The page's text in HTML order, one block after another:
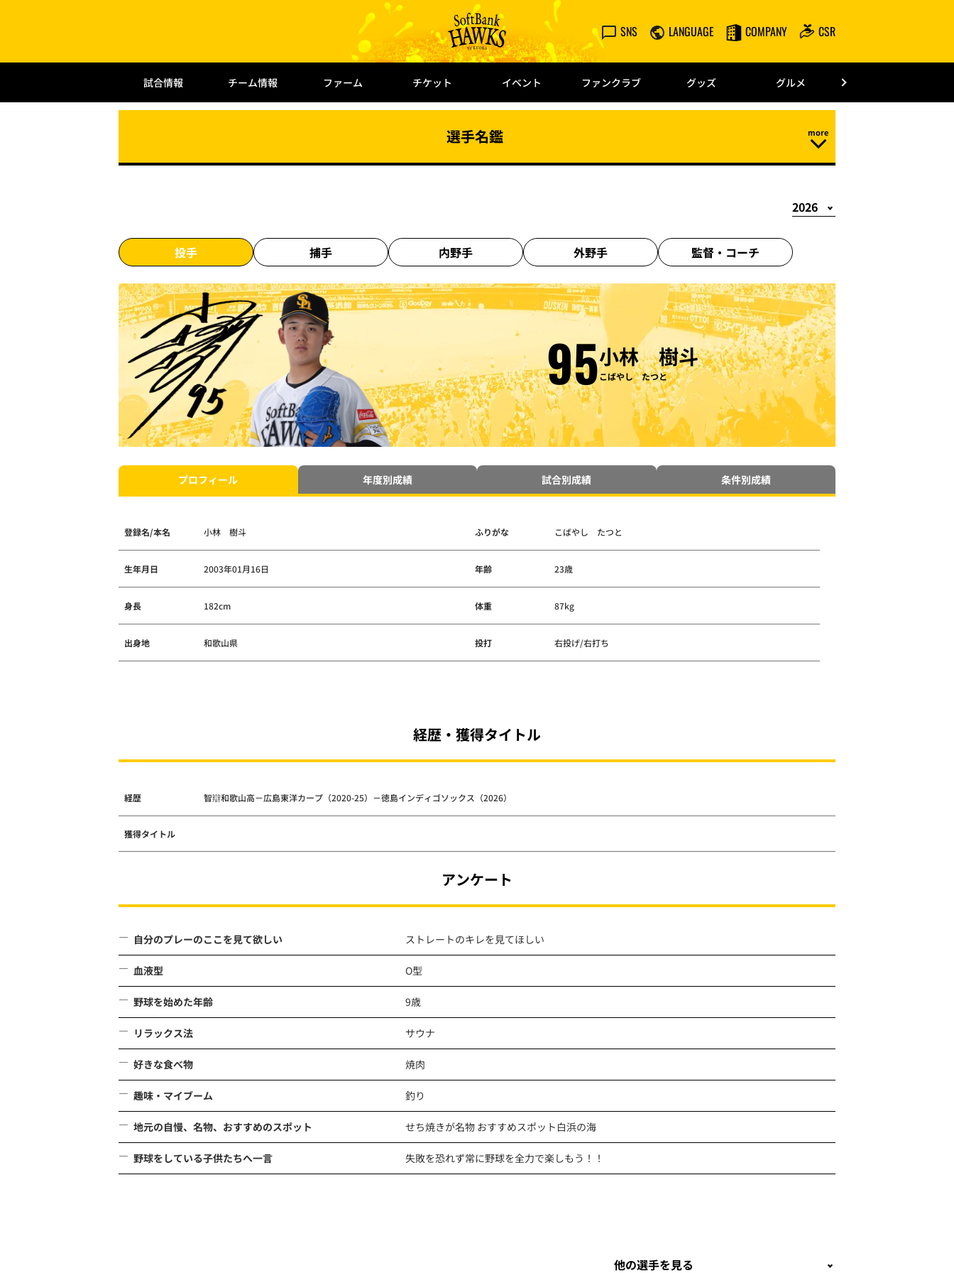
SNS LANGUAGE COMPANY CSR
試合情報 チーム情報 ファーム チケット イベント ファンクラブ グッズ グルメ
選手名鑑
投手 捕手 内野手 外野手 監督・ コーチ
95小林 樹斗
こばやし たつと
プロフィール 年度別成績 試合別成績 条件別成績
登録名/本名 小林 樹斗 ふりがな こばやし たつと
生年月日 2003年01月16日 年齢 23歳
身長 182cm 体重 87kg
出身地 和歌山県 投打 右投げ/右打ち
経歴・獲得タイトル
経歴 智辯和歌山高－広島東洋カープ（2020-25）－徳島インディゴソックス（2026）
獲得タイトル
アンケート
自分のプレーのここを見て欲しい ストレートのキレを見てほしい
血液型 O型
野球を始めた年齢 9歳
リラックス法 サウナ
好きな食べ物 焼肉
趣味・マイブーム 釣り
地元の自慢、名物、おすすめのスポット せち焼きが名物 おすすめスポット白浜の海
野球をしている子供たちへ一言 失敗を恐れず常に野球を全力で楽しもう！！